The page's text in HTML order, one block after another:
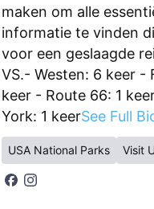
maken om alle
informatie te vinden
voor een geslaagde
VS.- Westen: 6 keer -
keer - Route 66: 1
York: 1 keerSee Full
USA National Parks Visit